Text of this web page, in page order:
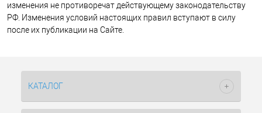
изменения не противоречат действующему законодательству
РФ. Изменения условий настоящих правил вступают в силу
после их публикации на Сайте.
КАТАЛОГ